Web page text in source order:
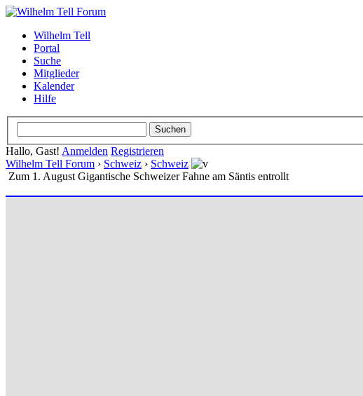
Wilhelm Tell
Portal
Suche
Mitglieder
Kalender
Hilfe
Hallo, Gast! Anmelden Registrieren
Wilhelm Tell Forum › Schweiz › Schweiz
Zum 1. August Gigantische Schweizer Fahne am Säntis entrollt